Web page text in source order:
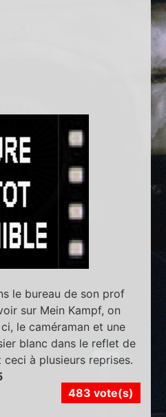
le bureau de son prof
sur Mein Kampf, on
le caméraman et une
blanc dans le reflet de
à plusieurs reprises.
483 vote(s)